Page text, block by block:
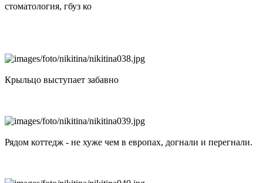
стоматология, гбуз ко
Крыльцо выступает забавно
Рядом коттедж - не хуже чем в европах, догнали и перегнали.